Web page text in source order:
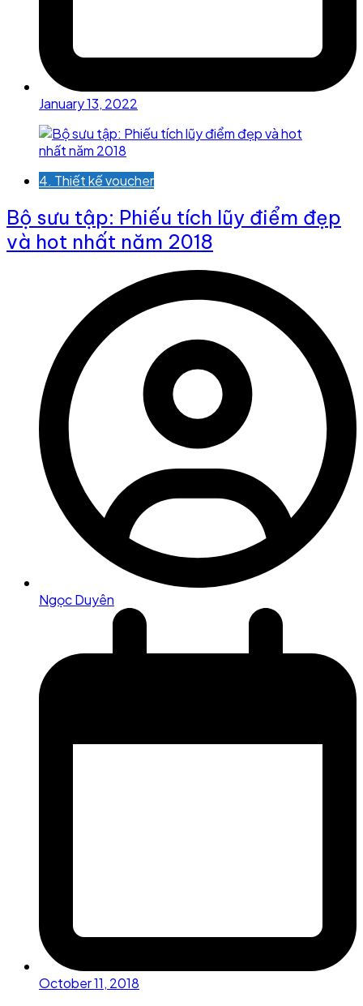
January 13, 2022
4. Thiết kế voucher
Bộ sưu tập: Phiếu tích lũy điểm đẹp
và hot nhất năm 2018
Ngọc Duyên
October 11, 2018